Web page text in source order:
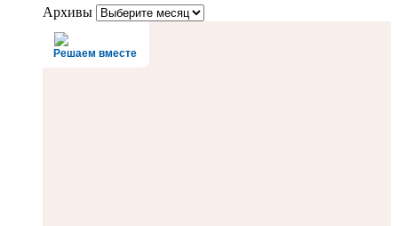
Архивы
Решаем вместе